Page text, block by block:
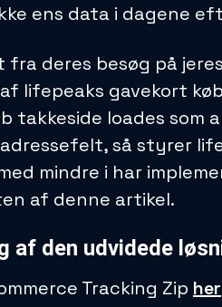
ens data i dagene
deres besøg på
lifepeaks gavekort
takkeside loades som
så styrer
mindre i har
af denne artikel.
af den udvidede
Tracking Zip her